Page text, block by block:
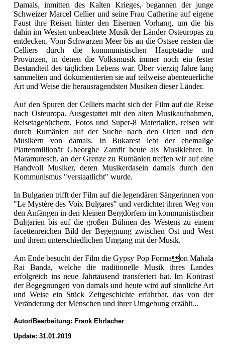
Damals, inmitten des Kalten Krieges, begannen der junge
Schweizer Marcel Cellier und seine Frau Catherine auf eigene
Faust ihre Reisen hinter den Eisernen Vorhang, um die bis
dahin im Westen unbeachtete Musik der Länder Osteuropas zu
entdecken. Vom Schwarzen Meer bis an die Ostsee reisten die
Celliers durch die kommunistischen Hauptstädte und
Provinzen, in denen die Volksmusik immer noch ein fester
Bestandteil des täglichen Lebens war. Über vierzig Jahre lang
sammelten und dokumentierten sie auf teilweise abenteuerliche
Art und Weise die herausragendsten Musiken dieser Länder.
Auf den Spuren der Celliers macht sich der Film auf die Reise
nach Osteuropa. Ausgestattet mit den alten Musikaufnahmen,
Reisetagebüchern, Fotos und Super-8 Materialien, reisen wir
durch Rumänien auf der Suche nach den Orten und den
Musikern von damals. In Bukarest lebt der ehemalige
Plattenmillionär Gheorghe Zamfir heute als Musiklehrer. In
Maramuresch, an der Grenze zu Rumänien treffen wir auf eine
Handvoll Musiker, deren Musikerdasein damals durch den
Kommunismus "verstaatlicht" wurde.
In Bulgarien trifft der Film auf die legendären Sängerinnen von
"Le Mystère des Voix Bulgares" und verdichtet ihren Weg von
den Anfängen in den kleinen Bergdörfern im kommunistischen
Bulgarien bis auf die großen Bühnen des Westens zu einem
facettenreichen Bild der Begegnung zwischen Ost und West
und ihrem unterschiedlichen Umgang mit der Musik.
Am Ende besucht der Film die Gypsy Pop Formaon Mahala
Rai Banda, welche die traditionelle Musik ihres Landes
erfolgreich ins neue Jahrtausend transferiert hat. Im Kontrast
der Begegnungen von damals und heute wird auf sinnliche Art
und Weise ein Stück Zeitgeschichte erfahrbar, das von der
Veränderung der Menschen und ihrer Umgebung erzählt...
Autor/Bearbeitung: Frank Ehrlacher
Update: 31.01.2019